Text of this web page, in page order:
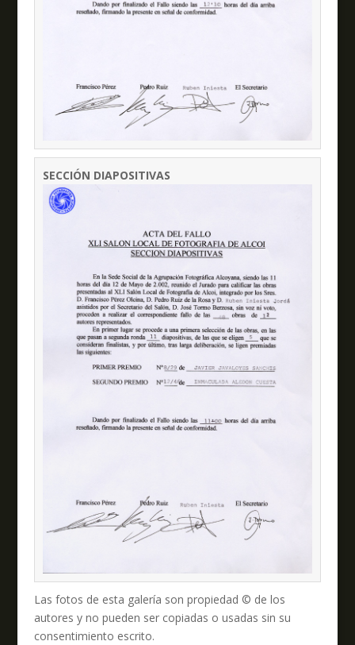
SECCIÓN DIAPOSITIVAS
Las fotos de esta galería son propiedad © de los
autores y no pueden ser copiadas o usadas sin su
consentimiento escrito.